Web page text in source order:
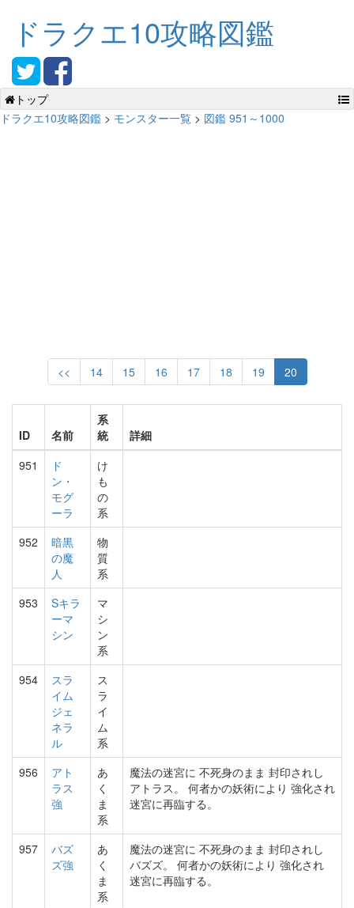
ドラクエ10攻略図鑑
トップ
ドラクエ10攻略図鑑 > モンスター一覧 > 図鑑 951～1000
<< 14 15 16 17 18 19 20
ID 名前
系
統
詳細
951
ド
ン・
モグ
ーラ
け
も
の
系
952
暗黒
の魔
人
物
質
系
953
Sキラ
ーマ
シン
マ
シ
ン
系
954
スラ
イム
ジェ
ネラ
ル
ス
ラ
イ
ム
系
956
アト
ラス
強
あ
く
ま
系
魔法の迷宮に 不死身のまま 封印されし
アトラス。 何者かの妖術により 強化され
迷宮に再臨する。
957
バズ
ズ強
あ
く
ま
系
魔法の迷宮に 不死身のまま 封印されし
バズズ。 何者かの妖術により 強化され
迷宮に再臨する。